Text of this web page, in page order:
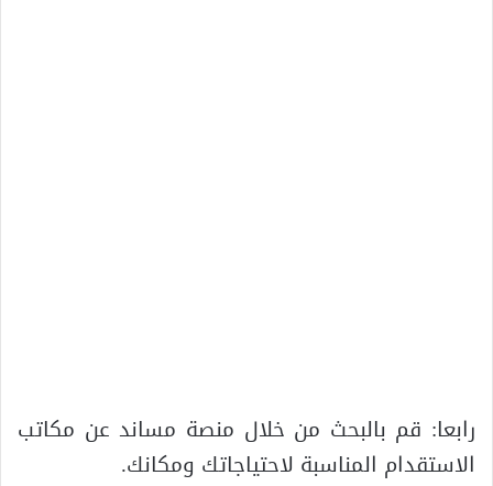
رابعا: قم بالبحث من خلال منصة مساند عن مكاتب
الاستقدام المناسبة لاحتياجاتك ومكانك.